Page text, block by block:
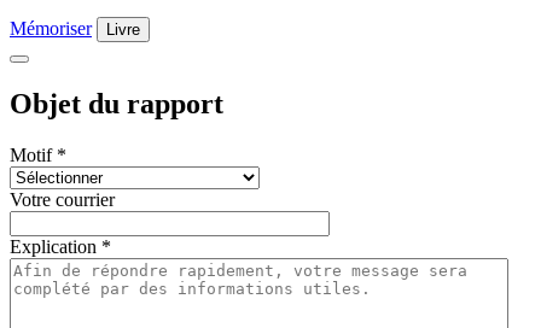
Mémoriser Livre
Objet du rapport
Motif*
Votre courrier
Explication *